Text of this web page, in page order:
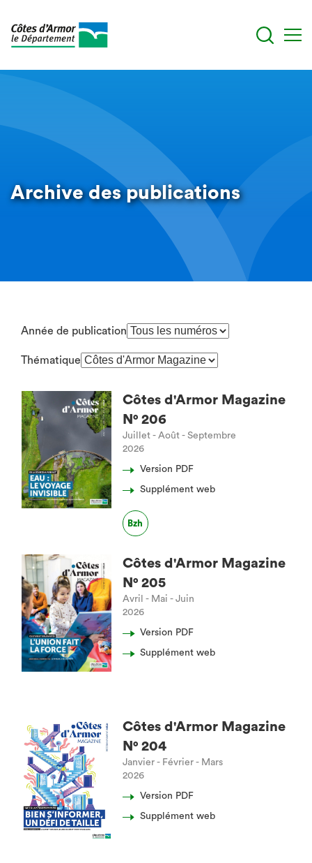
principal
Archive des publications
Année de publication
Thématique
Côtes d'Armor Magazine
N° 206
Juillet - Août - Septembre
2026
Version PDF
Supplément web
Bzh
Côtes d'Armor Magazine
N° 205
Avril - Mai - Juin
2026
Version PDF
Supplément web
Côtes d'Armor Magazine
N° 204
Janvier - Février - Mars
2026
Version PDF
Supplément web